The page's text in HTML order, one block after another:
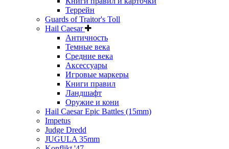
Террейн
Guards of Traitor's Toll
Hail Caesar
Античность
Темные века
Средние века
Аксессуары
Игровые маркеры
Книги правил
Ландшафт
Оружие и кони
Hail Caesar Epic Battles (15mm)
Impetus
Judge Dredd
JUGULA 35mm